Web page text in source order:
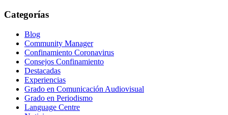
Categorías
Blog
Community Manager
Confinamiento Coronavirus
Consejos Confinamiento
Destacadas
Experiencias
Grado en Comunicación Audiovisual
Grado en Periodismo
Language Centre